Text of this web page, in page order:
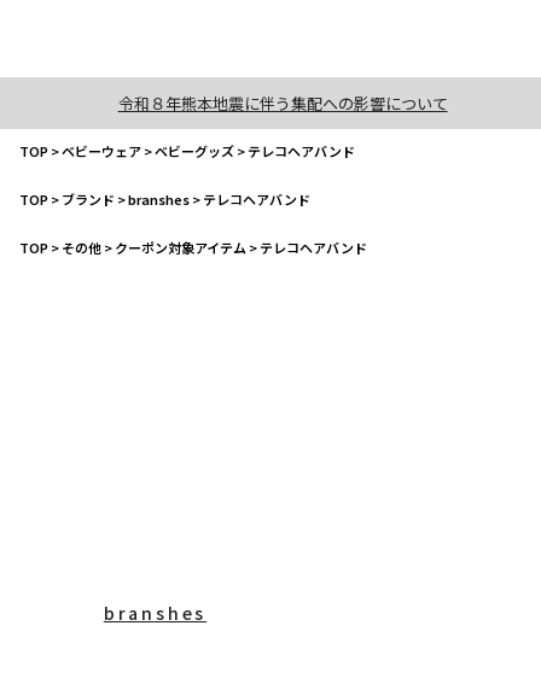
令和８年熊本地震に伴う集配への影響について
TOP>ベビーウェア>ベビーグッズ>テレコヘアバンド
TOP>ブランド >branshes>テレコヘアバンド
TOP>その他>クーポン対象アイテム >テレコヘアバンド
branshes